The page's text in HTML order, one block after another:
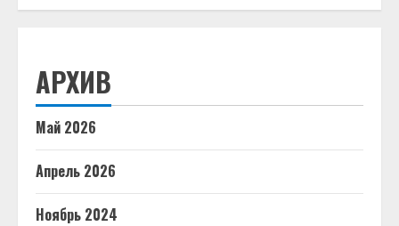
АРХИВ
Май 2026
Апрель 2026
Ноябрь 2024